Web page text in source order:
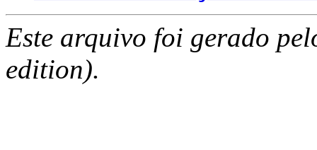
Este arquivo foi gerado
edition).